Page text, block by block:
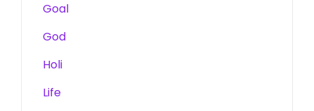
Goal
God
Holi
Life